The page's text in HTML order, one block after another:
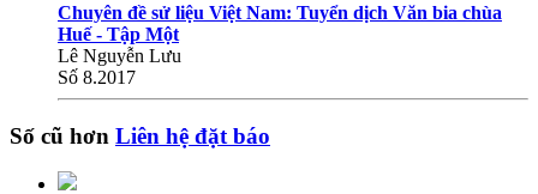
Chuyên đề sử liệu Việt Nam: Tuyển dịch Văn bia chùa
Huế - Tập Một
Lê Nguyễn Lưu
Số 8.2017
Số cũ hơn Liên hệ đặt báo